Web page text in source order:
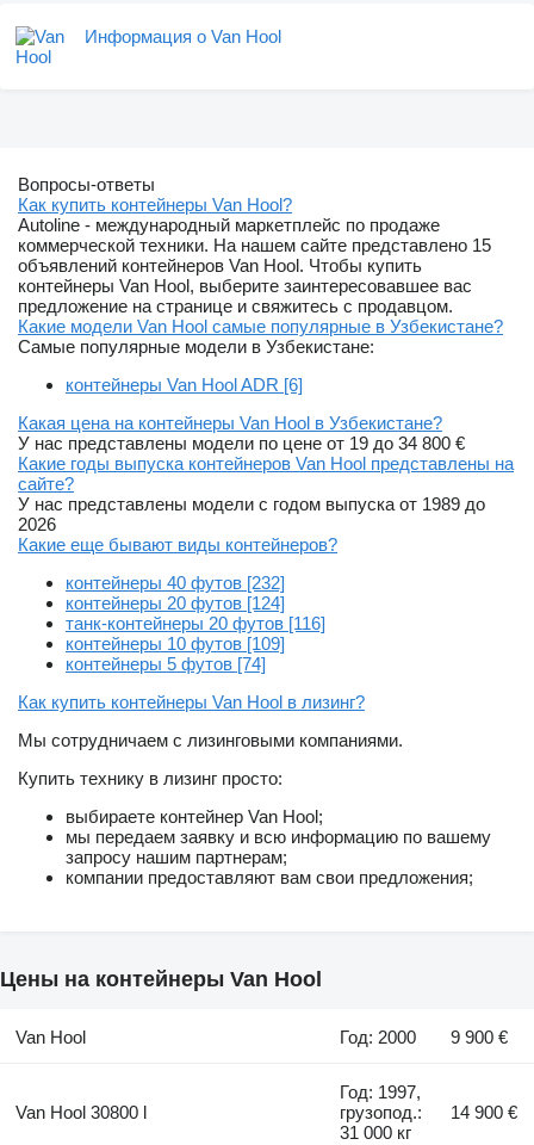
Информация о Van Hool
Вопросы-ответы
Как купить контейнеры Van Hool?
Autoline - международный маркетплейс по продаже
коммерческой техники. На нашем сайте представлено 15
объявлений контейнеров Van Hool. Чтобы купить
контейнеры Van Hool, выберите заинтересовавшее вас
предложение на странице и свяжитесь с продавцом.
Какие модели Van Hool самые популярные в Узбекистане?
Самые популярные модели в Узбекистане:
контейнеры Van Hool ADR [6]
Какая цена на контейнеры Van Hool в Узбекистане?
У нас представлены модели по цене от 19 до 34 800 €
Какие годы выпуска контейнеров Van Hool представлены на
сайте?
У нас представлены модели с годом выпуска от 1989 до
2026
Какие еще бывают виды контейнеров?
контейнеры 40 футов [232]
контейнеры 20 футов [124]
танк-контейнеры 20 футов [116]
контейнеры 10 футов [109]
контейнеры 5 футов [74]
Как купить контейнеры Van Hool в лизинг?
Мы сотрудничаем с лизинговыми компаниями.
Купить технику в лизинг просто:
выбираете контейнер Van Hool;
мы передаем заявку и всю информацию по вашему
запросу нашим партнерам;
компании предоставляют вам свои предложения;
Цены на контейнеры Van Hool
Van Hool Год: 2000 9 900 €
Van Hool 30800 l
Год: 1997,
грузопод.:
31 000 кг
14 900 €